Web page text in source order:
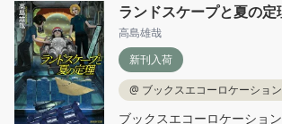
ランドスケープと夏の定
高島雄哉
新刊入荷
@ ブックスエコーロケーション
ブックスエコーロケーショ